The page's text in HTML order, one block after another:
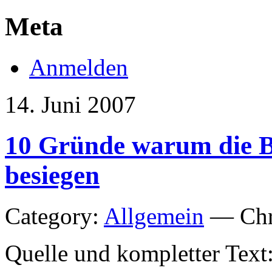
Meta
Anmelden
14. Juni 2007
10 Gründe warum die
besiegen
Category: Allgemein —
Quelle und kompletter